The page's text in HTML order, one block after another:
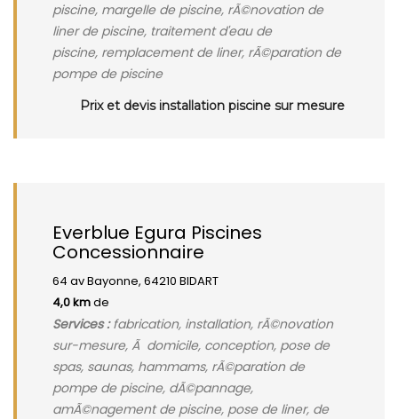
piscine, margelle de piscine, rÃ©novation de
liner de piscine, traitement d'eau de
piscine, remplacement de liner, rÃ©paration de
pompe de piscine
Prix et devis installation piscine sur mesure
Everblue Egura Piscines
Concessionnaire
64 av Bayonne, 64210 BIDART
4,0 kmde
Services :fabrication, installation, rÃ©novation
sur-mesure, Ã domicile, conception, pose de
spas, saunas, hammams, rÃ©paration de
pompe de piscine, dÃ©pannage,
amÃ©nagement de piscine, pose de liner, de